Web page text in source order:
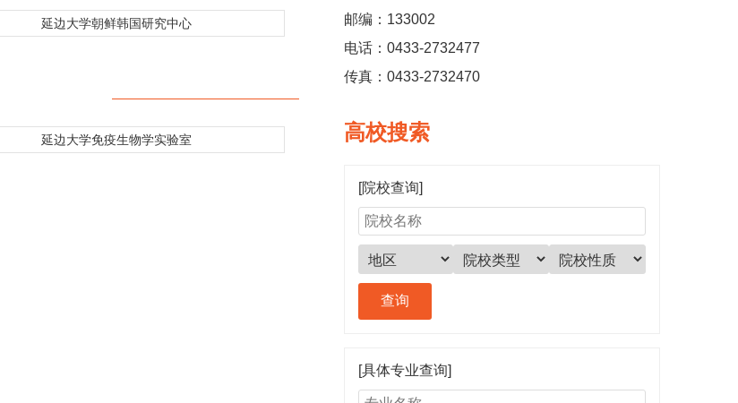
延边大学朝鲜韩国研究中心
延边大学免疫生物学实验室
邮编：133002
电话：0433-2732477
传真：0433-2732470
高校搜索
[院校查询]
[具体专业查询]